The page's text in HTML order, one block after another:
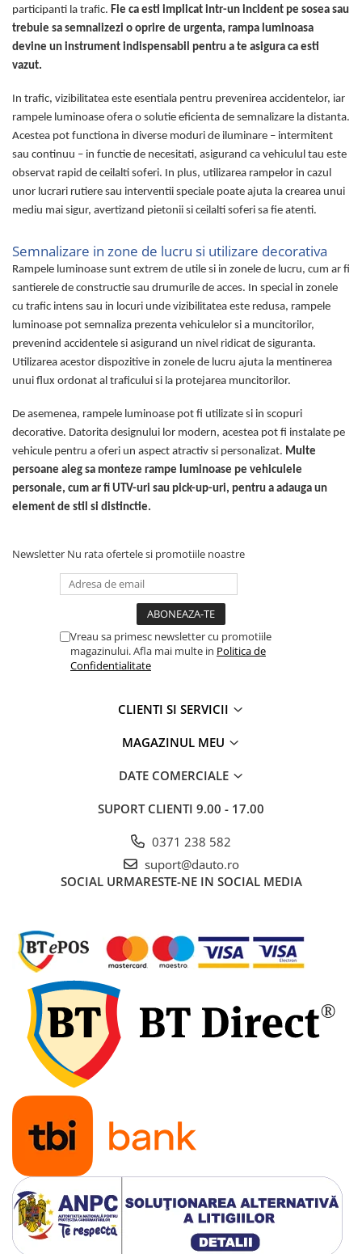
Electrovalve si Supape Pneumatice
Furtune Pneumatice pentru Aer
Comprimat
Furtune si Pistoale pentru Umflat
Mufe de Cuplare Aer
Pistoale de Suflat Aer
Racorduri si Cuplaje Rapide
Pneumatice
Bucatarie auto
Cale de Blocare Roti
Capace rezervoare si Antifurturi
Folii Solare pentru Geamuri Auto
Frigidere Auto
Huse si Protectii Scaun Auto
Incalzitoare Auto
Nuci volan universale pentru auto,
Organizare si Fixare Portbagaj
Palnii pentru Auto si Uz Universal
Parasolare Auto pentru Parbriz si
Geamuri
Perii, Bureti si Lavete Auto
Lavete si microfibra auto
Manusi si bureti spalare auto
Perii detailing si jante
Prosoape auto pentru uscare
Seturi curatare auto
Suporturi Numar de Inmatriculare
Suporturi telefon si tableta auto
incarcatoare scule electrice
Flexuri si polizoare
Generatoare electrice
Masini gaurit si insurubat
Masini gaurit, filetat cu
acumulator
Motofierastraie, fierastraie si
debitoare metal
Pistoale aer cald si de lipit
Pistoale de vopsit electrice
Proiectoare si lampi de lucru
Redresoare
Rindele electrice
Rotopercutoare si demolatoare
participanti la trafic. Fie ca esti implicat intr-un incident pe sosea sau
trebuie sa semnalizezi o oprire de urgenta, rampa luminoasa
devine un instrument indispensabil pentru a te asigura ca esti
vazut.
In trafic, vizibilitatea este esentiala pentru prevenirea accidentelor, iar
rampele luminoase ofera o solutie eficienta de semnalizare la distanta.
Acestea pot functiona in diverse moduri de iluminare – intermitent
sau continuu – in functie de necesitati, asigurand ca vehiculul tau este
observat rapid de ceilalti soferi. In plus, utilizarea rampelor in cazul
unor lucrari rutiere sau interventii speciale poate ajuta la crearea unui
mediu mai sigur, avertizand pietonii si ceilalti soferi sa fie atenti.
Semnalizare in zone de lucru si utilizare decorativa
Rampele luminoase sunt extrem de utile si in zonele de lucru, cum ar fi
santierele de constructie sau drumurile de acces. In special in zonele
cu trafic intens sau in locuri unde vizibilitatea este redusa, rampele
luminoase pot semnaliza prezenta vehiculelor si a muncitorilor,
prevenind accidentele si asigurand un nivel ridicat de siguranta.
Utilizarea acestor dispozitive in zonele de lucru ajuta la mentinerea
unui flux ordonat al traficului si la protejarea muncitorilor.
De asemenea, rampele luminoase pot fi utilizate si in scopuri
decorative. Datorita designului lor modern, acestea pot fi instalate pe
vehicule pentru a oferi un aspect atractiv si personalizat. Multe
persoane aleg sa monteze rampe luminoase pe vehiculele
personale, cum ar fi UTV-uri sau pick-up-uri, pentru a adauga un
element de stil si distinctie.
Newsletter Nu rata ofertele si promotiile noastre
Vreau sa primesc newsletter cu promotiile
magazinului. Afla mai multe in Politica de
Confidentialitate
CLIENTI SI SERVICII
MAGAZINUL MEU
DATE COMERCIALE
SUPORT CLIENTI 9.00 - 17.00
0371 238 582
suport@dauto.ro
SOCIAL URMARESTE-NE IN SOCIAL MEDIA